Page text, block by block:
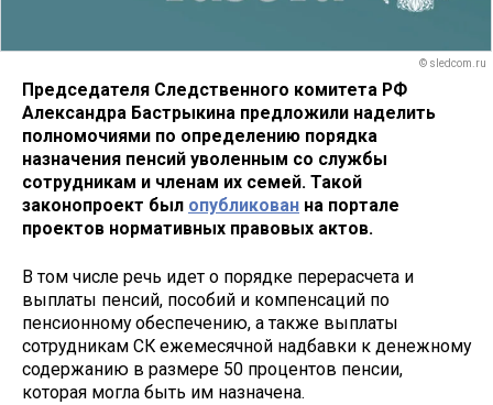
© sledcom.ru
Председателя Следственного комитета РФ
Александра Бастрыкина предложили наделить
полномочиями по определению порядка
назначения пенсий уволенным со службы
сотрудникам и членам их семей. Такой
законопроект был опубликован на портале
проектов нормативных правовых актов.
В том числе речь идет о порядке перерасчета и
выплаты пенсий, пособий и компенсаций по
пенсионному обеспечению, а также выплаты
сотрудникам СК ежемесячной надбавки к денежному
содержанию в размере 50 процентов пенсии,
которая могла быть им назначена.